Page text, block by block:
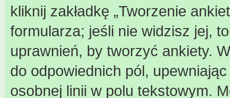
kliknij zakładkę „Tworzenie
formularza; jeśli nie widzisz jej,
uprawnień, by tworzyć ankiety.
do odpowiednich pól,
osobnej linii w polu tekstowym.